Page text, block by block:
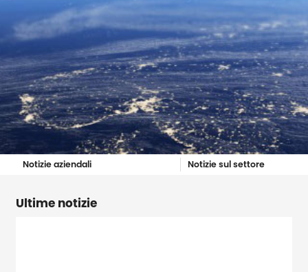
Notizie aziendali Notizie sul settore
Ultime notizie